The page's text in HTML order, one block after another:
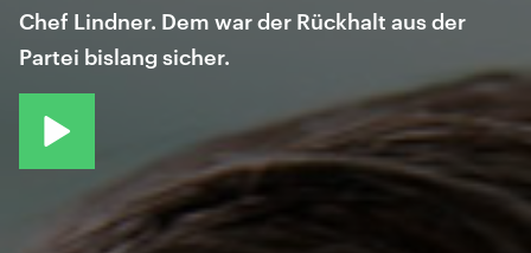
Chef Lindner. Dem war der Rückhalt aus der
Partei bislang sicher.